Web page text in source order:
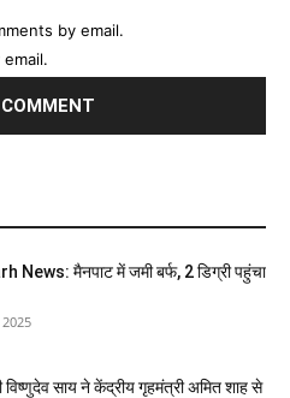
by email.
News: मैनपाट में जमी बर्फ, 2 डिग्री पहुंचा
साय ने केंद्रीय गृहमंत्री अमित शाह से